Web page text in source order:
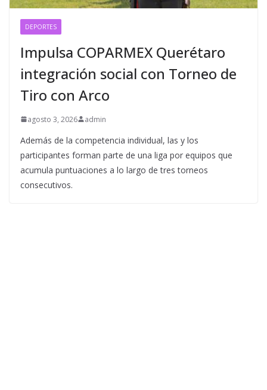
DEPORTES
Impulsa COPARMEX Querétaro
integración social con Torneo de
Tiro con Arco
agosto 3, 2026 admin
Además de la competencia individual, las y los
participantes forman parte de una liga por equipos que
acumula puntuaciones a lo largo de tres torneos
consecutivos.